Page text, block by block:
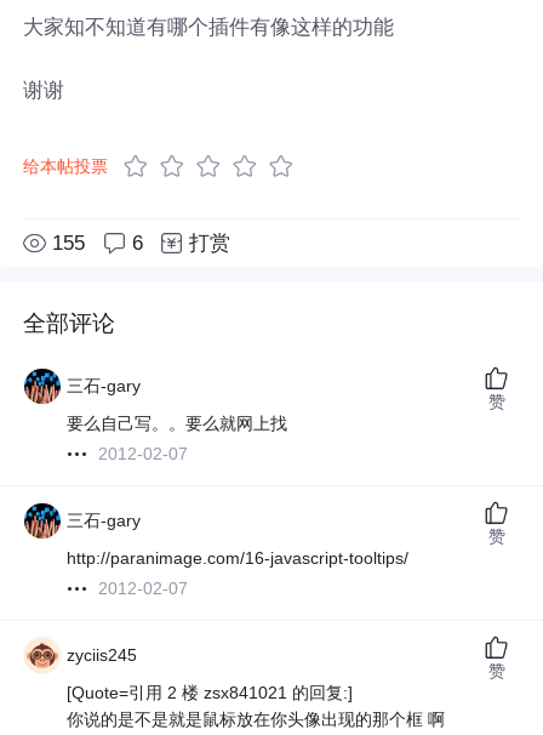
大家知不知道有哪个插件有像这样的功能
谢谢
给本帖投票
155 6 打赏
全部评论
三石-gary
要么自己写。。要么就网上找
2012-02-07
赞
三石-gary
http://paranimage.com/16-javascript-tooltips/
2012-02-07
赞
zyciis245
[Quote=引用 2 楼 zsx841021 的回复:]
你说的是不是就是鼠标放在你头像出现的那个框 啊
赞